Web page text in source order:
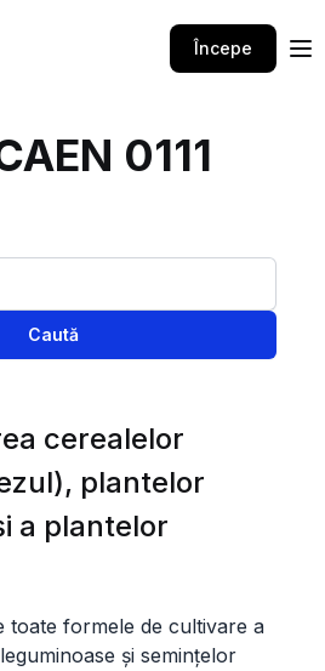
Începe
0111
Caută
cerealelor
plantelor
a plantelor
toate formele de cultivare a
și semințelor